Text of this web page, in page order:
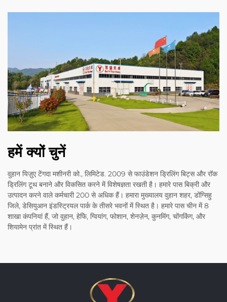
हमें क्यों चुनें
वुहान यिज़ुए टेंगदा मशीनरी को., लिमिटेड. 2009 से फाउंडेशन ड्रिलिंग बिट्स और रॉक
ड्रिलिंग टूथ बनाने और विकसित करने में विशेषज्ञता रखती है। हमारे पास बिक्री और
उत्पादन करने वाले कर्मचारी 200 से अधिक हैं। हमारा मुख्यालय वुहान शहर, डोंग्सिहु
जिले, डेसियुआन इंडस्ट्रियल पार्क के तीसरे भवनों में स्थित है। हमारे पास चीन में 8
शाखा कंपनियां हैं, जो वुहान, हेफेि, ग्वियांग, फोशान, शेनज़ेन, कुनमिंग, चोंगकिंग, और
शियामेन प्रांत में स्थित हैं।